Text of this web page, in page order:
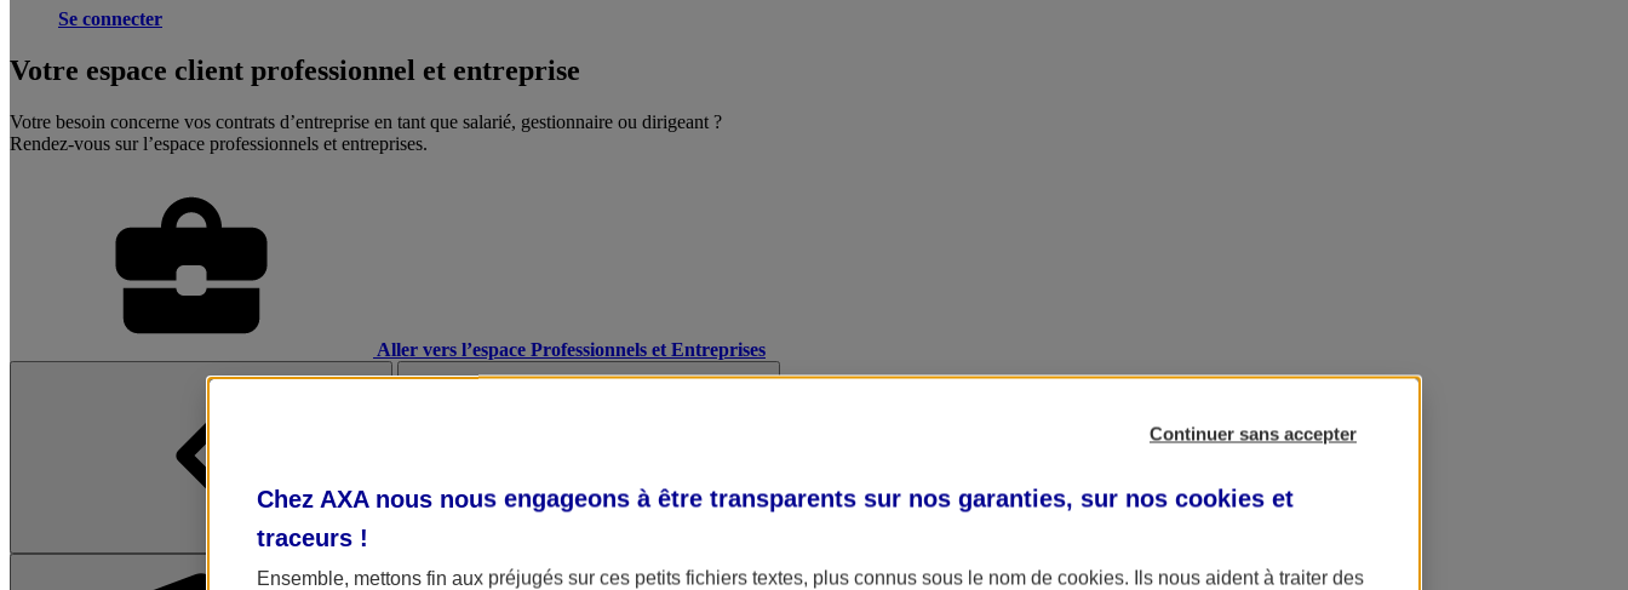
Se connecter
Votre espace client professionnel et entreprise
Votre besoin concerne vos contrats d’entreprise en tant que salarié, gestionnaire ou dirigeant ?
Rendez-vous sur l’espace professionnels et entreprises.
Aller vers l’espace Professionnels et Entreprises
Continuer sans accepter
Chez AXA nous nous engageons à être transparents sur nos garanties, sur nos cookies et
traceurs !
Ensemble, mettons fin aux préjugés sur ces petits fichiers textes, plus connus sous le nom de cookies. Ils nous aident à traiter des